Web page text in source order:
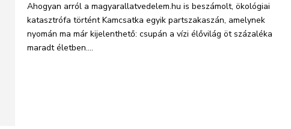
Ahogyan arról a magyarallatvedelem.hu is beszámolt, ökológiai
katasztrófa történt Kamcsatka egyik partszakaszán, amelynek
nyomán ma már kijelenthető: csupán a vízi élővilág öt százaléka
maradt életben....